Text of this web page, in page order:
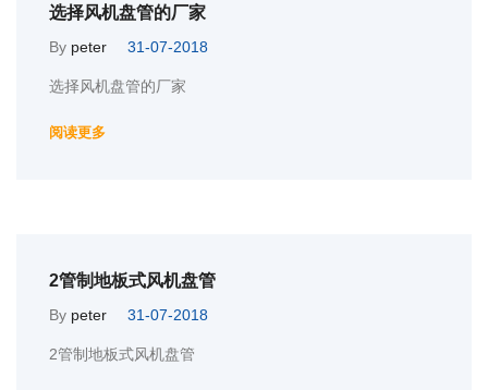
选择风机盘管的厂家
By peter 31-07-2018
选择风机盘管的厂家
阅读更多
2管制地板式风机盘管
By peter 31-07-2018
2管制地板式风机盘管